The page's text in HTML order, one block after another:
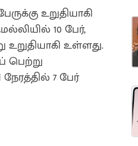
உறுதியாகி
10 பேர்,
உள்ளது.
பெற்று
7 பேர்